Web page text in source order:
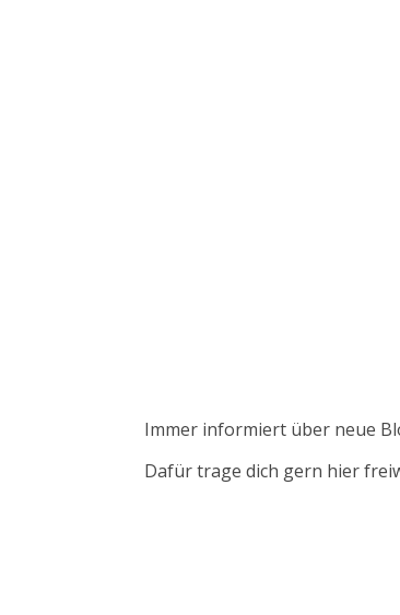
Immer informiert über neue
Dafür trage dich gern hier